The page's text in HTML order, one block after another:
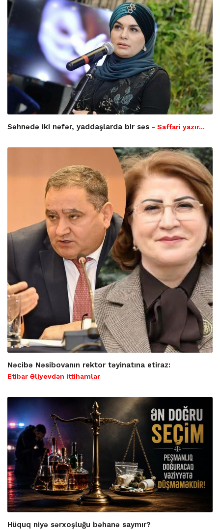
Səhnədə iki nəfər, yaddaşlarda bir səs - Saffari yazır…
Nəcibə Nəsibovanın rektor təyinatına etiraz:
Etibar Əliyevdən ittihamlar
Hüquq niyə sərxoşluğu bəhanə saymır?